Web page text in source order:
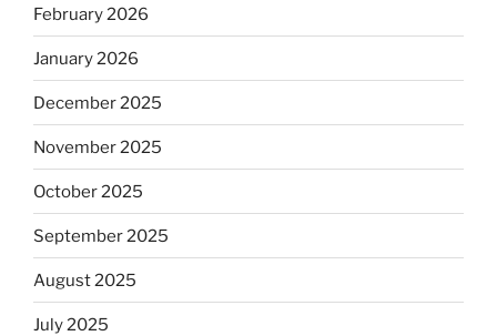
February 2026
January 2026
December 2025
November 2025
October 2025
September 2025
August 2025
July 2025